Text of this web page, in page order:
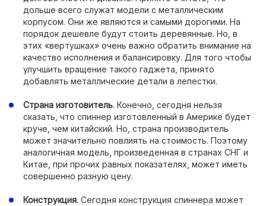
дольше всего служат модели с металлическим
корпусом. Они же являются и самыми дорогими. На
порядок дешевле будут стоить деревянные. Но, в
этих «вертушках» очень важно обратить внимание на
качество исполнения и балансировку. Для того чтобы
улучшить вращение такого гаджета, принято
добавлять металлические детали в лепестки.
Страна изготовитель. Конечно, сегодня нельзя
сказать, что спиннер изготовленный в Америке будет
круче, чем китайский. Но, страна производитель
может значительно повлиять на стоимость. Поэтому
аналогичная модель, произведенная в странах СНГ и
Китае, при прочих равных показателях, может иметь
совершенно разную цену.
Конструкция. Сегодня конструкция спиннера может